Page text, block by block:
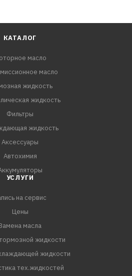
КАТАЛОГ
масло
масло
жидкость
жидкость
Фильтры
жидкость
Аксессуары
Автохимия
УСЛУГИ
на сервис
Цены
масла
жидкости
жидкости
тех.жидкостей